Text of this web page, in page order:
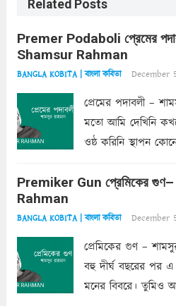
Related Posts
Premer Podaboli প্রেমের
Shamsur Rahman
BANGLA KOBITA | বাংলা কবিতা December
প্রেমের পদাবলী –
মতো আমি দেখিনি
ওষ্ঠ করিনি স্থাপন
কোথাও কি এরকম ছায়া
Premiker Gun প্রেমিকের গুণ–
Rahman
BANGLA KOBITA | বাংলা কবিতা December
প্রেমিকের গুণ –
বহু দীর্ঘ বছরের পর এ
মনের বিবরে। তুমিও